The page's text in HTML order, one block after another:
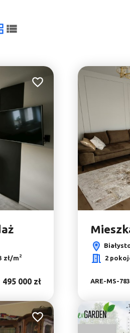
3
3
lista
Dodaj do ulubionych
zł/m2
495 000 zł
2
ARE-MS-783
Dodaj do ulubionych